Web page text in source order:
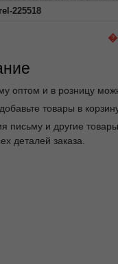
rel-225518
оптом и в розницу
товары в
письму и другие
деталей заказа.